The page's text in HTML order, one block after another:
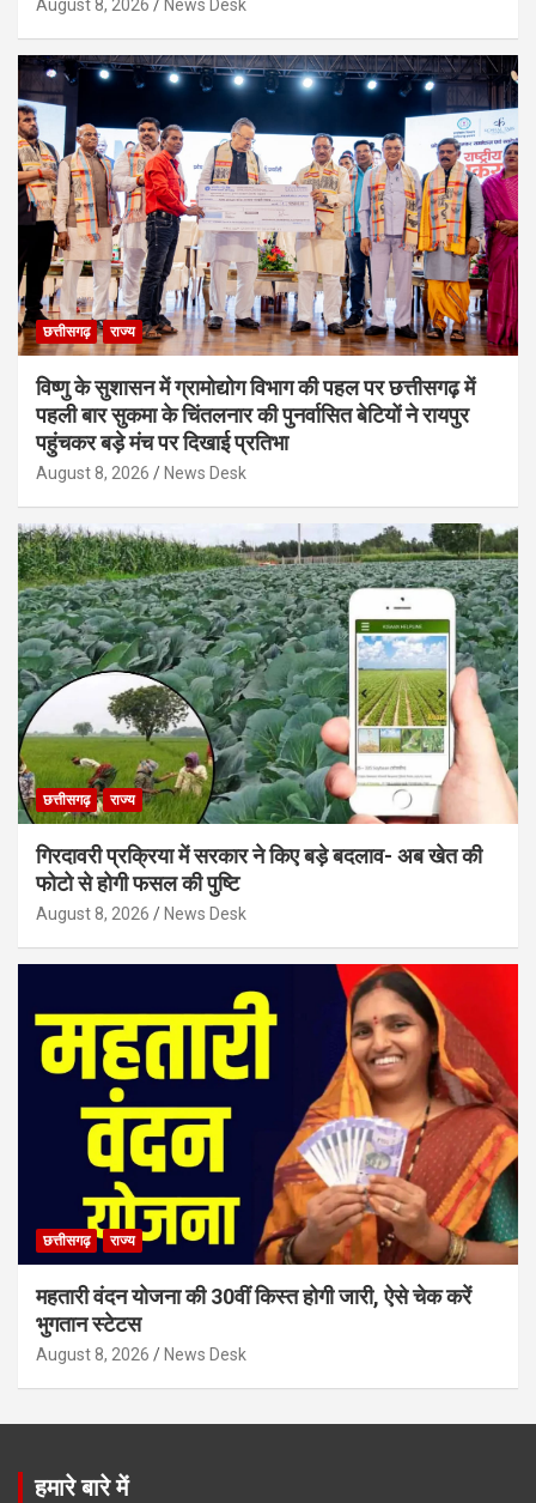
August 8, 2026 News Desk
छत्तीसगढ़ राज्य
विष्णु के सुशासन में ग्रामोद्योग विभाग की पहल पर छत्तीसगढ़ में
पहली बार सुकमा के चिंतलनार की पुनर्वासित बेटियों ने रायपुर
पहुंचकर बड़े मंच पर दिखाई प्रतिभा
August 8, 2026 News Desk
छत्तीसगढ़ राज्य
गिरदावरी प्रक्रिया में सरकार ने किए बड़े बदलाव- अब खेत की
फोटो से होगी फसल की पुष्टि
August 8, 2026 News Desk
छत्तीसगढ़ राज्य
महतारी वंदन योजना की 30वीं किस्त होगी जारी, ऐसे चेक करें
भुगतान स्टेटस
August 8, 2026 News Desk
हमारे बारे में